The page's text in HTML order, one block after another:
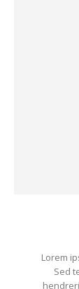
Lorem
Sed